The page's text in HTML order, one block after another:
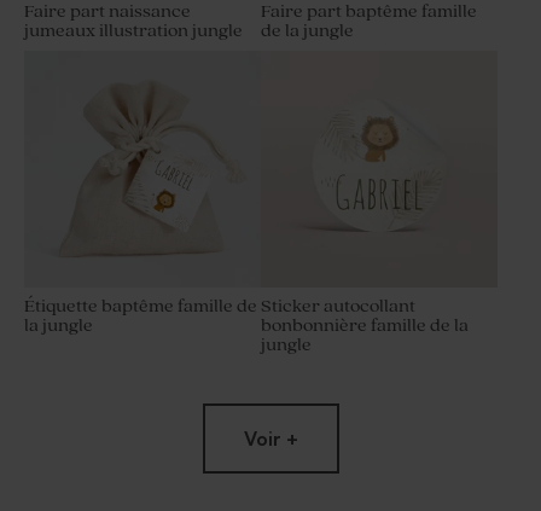
Faire part naissance
jumeaux illustration jungle
Faire part baptême famille
de la jungle
Étiquette baptême famille de
la jungle
Sticker autocollant
bonbonnière famille de la
jungle
Voir +